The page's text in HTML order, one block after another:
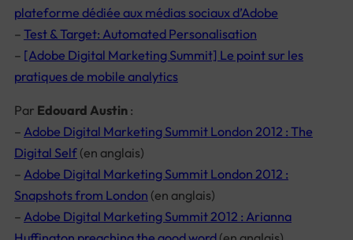
plateforme dédiée aux médias sociaux d’Adobe
– Test & Target: Automated Personalisation
– [Adobe Digital Marketing Summit] Le point sur les
pratiques de mobile analytics
Par Edouard Austin :
– Adobe Digital Marketing Summit London 2012 : The
Digital Self (en anglais)
– Adobe Digital Marketing Summit London 2012 :
Snapshots from London (en anglais)
– Adobe Digital Marketing Summit 2012 : Arianna